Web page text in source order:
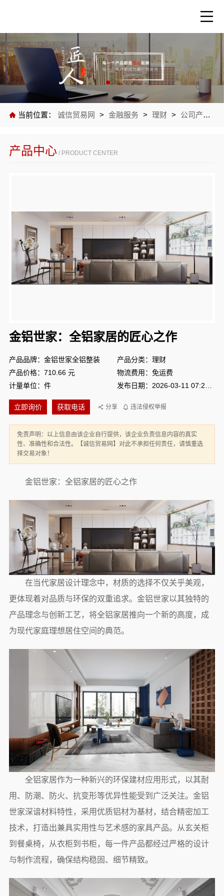
当前位置： 诚信贸易网 > 金融服务 > 理财 > 公司产品
产品中心 / PRODUCT CENTER
金铝世家：全铝家居的匠心之作
产品品牌：金铝世家全铝整装
产品分类：理财
产品价格：710.66 元
物流费用：免运费
计量单位：件
立即询价 获取电话 分享 违法侵权举报
免责声明：以上信息由该企业自行提供，该企业负责信息内容的真实
性、准确性和合法性。【诚信贸易网】对此不承担任何责任，请慎重选
择交易对象！
金铝世家：全铝家居的匠心之作
在当代家居设计理念中，材质的选择不仅关乎美观，
更体现着对品质与环保的双重追求。金铝世家以其独特的
产品理念与创新工艺，将全铝家居推向一个新的高度，成
为现代家庭理想居住空间的典范。
全铝家居作为一种新兴的环保建材应用形式，以其耐
用、防潮、防火、抗变形等优异性能受到广泛关注。金铝
世家深谙材料特性，采用优质铝材为基材，结合精密加工
技术，打造出兼具实用性与艺术感的家具产品。从玄关柜
到餐桌椅，从衣柜到书柜，每一件产品都经过严格的设计
与制作流程，确保结构稳固、细节精致。